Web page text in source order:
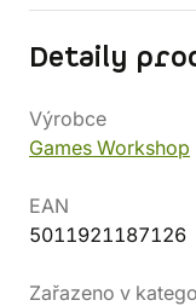
Detaily
Výrobce
Games Workshop
EAN
5011921187126
Zařazeno v